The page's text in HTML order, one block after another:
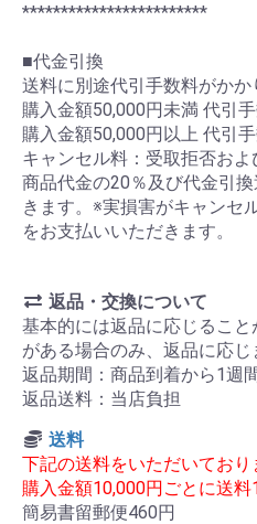
************************
■代金引換
送料に別途代引手数料がかか
購入金額50,000円未満 代引
購入金額50,000円以上 代引
キャンセル料：受取拒否およ
商品代金の20％及び代金引
きます。※実損害がキャンセ
をお支払いいただきます。
返品・交換について
基本的には返品に応じるこ
がある場合のみ、返品に応じ
返品期間：商品到着から1週
返品送料：当店負担
送料
下記の送料をいただいており
購入金額10,000円ごとに送料
簡易書留郵便460円